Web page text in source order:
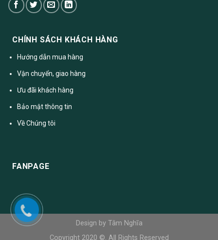
CHÍNH SÁCH KHÁCH HÀNG
Hướng dẫn mua hàng
Vận chuyển, giao hàng
Ưu đãi khách hàng
Bảo mật thông tin
Về Chúng tôi
FANPAGE
Design by Tâm Nghĩa
Copyright 2020 ©. All Rights Reserved